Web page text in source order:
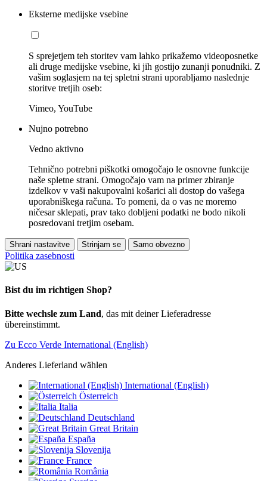
Eksterne medijske vsebine
S sprejetjem teh storitev vam lahko prikažemo videoposnetke
ali druge medijske vsebine, ki jih gostijo zunanji ponudniki. Z
vašim soglasjem na tej spletni strani uporabljamo naslednje
storitve tretjih oseb:
Vimeo, YouTube
Nujno potrebno
Vedno aktivno
Tehnično potrebni piškotki omogočajo le osnovne funkcije
naše spletne strani. Omogočajo vam na primer zbiranje
izdelkov v vaši nakupovalni košarici ali dostop do vašega
uporabniškega računa. To pomeni, da o vas ne moremo
ničesar sklepati, prav tako dobljeni podatki ne bodo nikoli
posredovani tretjim osebam.
Shrani nastavitve Strinjam se Samo obvezno
Politika zasebnosti
Bist du im richtigen Shop?
Bitte wechsle zum Land, das mit deiner Lieferadresse
übereinstimmt.
Zu Ecco Verde International (English)
Anderes Lieferland wählen
International (English)
Österreich
Italia
Deutschland
Great Britain
España
Slovenija
France
România